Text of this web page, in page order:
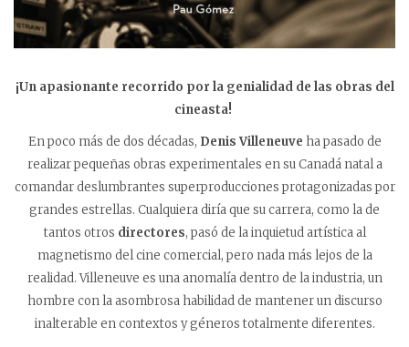
¡Un apasionante recorrido por la genialidad de las obras del
cineasta!
En poco más de dos décadas, Denis Villeneuve ha pasado de
realizar pequeñas obras experimentales en su Canadá natal a
comandar deslumbrantes superproducciones protagonizadas por
grandes estrellas. Cualquiera diría que su carrera, como la de
tantos otros directores, pasó de la inquietud artística al
magnetismo del cine comercial, pero nada más lejos de la
realidad. Villeneuve es una anomalía dentro de la industria, un
hombre con la asombrosa habilidad de mantener un discurso
inalterable en contextos y géneros totalmente diferentes.